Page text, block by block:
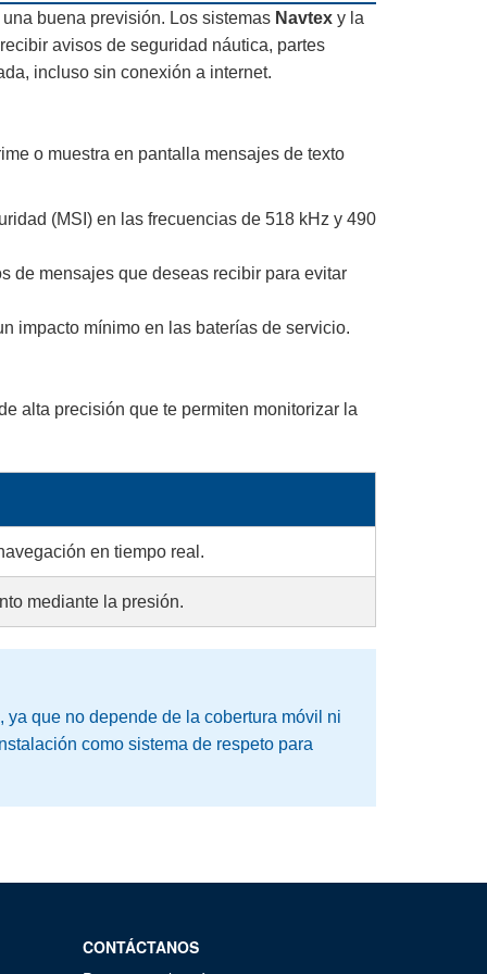
buena previsión. Los sistemas Navtexy la
avisos de seguridad náutica, partes
incluso sin conexión a internet.
o muestra en pantalla mensajes de texto
(MSI) en las frecuencias de 518 kHz y 490
de mensajes que deseas recibir para evitar
impacto mínimo en las baterías de servicio.
alta precisión que te permiten monitorizar la
en tiempo real.
mediante la presión.
que no depende de la cobertura móvil ni
como sistema de respeto para
CONTÁCTANOS